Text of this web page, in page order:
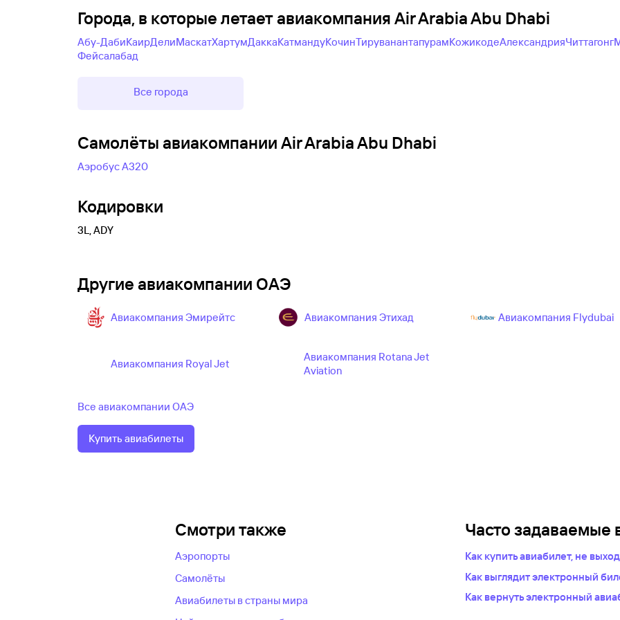
Города, в которые летает авиакомпания Air Arabia Abu Dhabi
Абу-ДабиКаирДелиМаскатХартумДаккаКатмандуКочинТируванантапурамКожикодеАлександрияЧиттагонг
Фейсалабад
Все города
Самолëты авиакомпании Air Arabia Abu Dhabi
Аэробус А320
Кодировки
3L, ADY
Другие авиакомпании ОАЭ
Авиакомпания Эмирейтс Авиакомпания Этихад Авиакомпания Flydubai
Авиакомпания Royal Jet
Авиакомпания Rotana Jet
Aviation
Все авиакомпании ОАЭ
Купить авиабилеты
Смотри также
Аэропорты
Самолёты
Авиабилеты в страны мира
Часто задаваемые
Как купить авиабилет, не
Укажите в нужных полях
авиакомпаний.
Как выглядит электронный
После оплаты на сайте, в базе
Как вернуть электронный